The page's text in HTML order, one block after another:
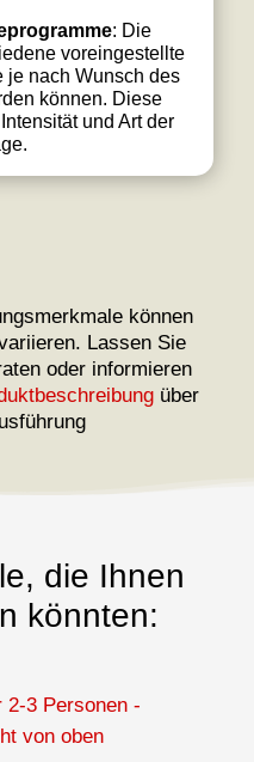
: Die
voreingestellte
je nach Wunsch des
können. Diese
und Art der
können
Lassen Sie
oder informieren
über
die Ihnen
könnten: